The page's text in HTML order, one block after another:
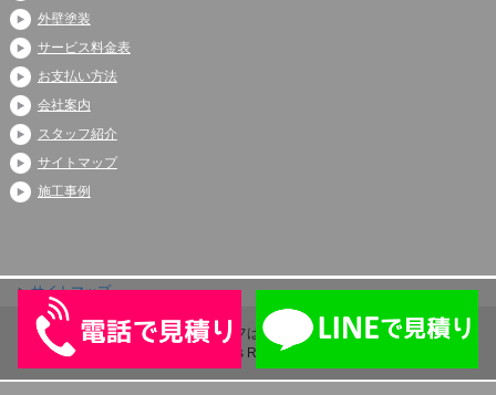
外壁塗装
サービス料金表
お支払い方法
会社案内
スタッフ紹介
サイトマップ
施工事例
サイトマップ
Copyright (C) 2026 アシストライフは伊奈町、上尾市、蓮田市で大人気
All Rights Reserved.